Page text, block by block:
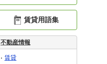
賃貸用語集
不動産情報
賃貸